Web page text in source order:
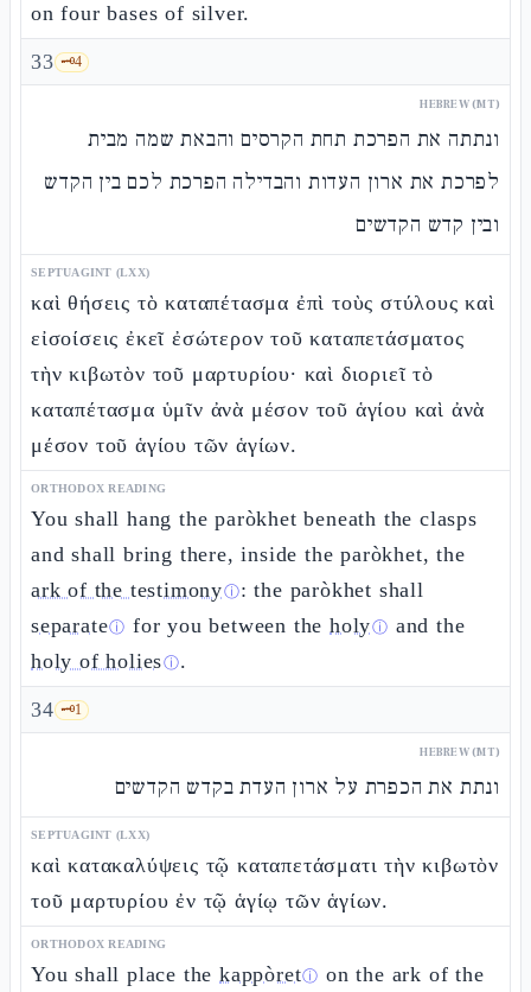
on four bases of silver.
33 🗝️4
HEBREW (MT)
ונתתה את הפרכת תחת הקרסים והבאת שמה מבית
לפרכת את ארון העדות והבדילה הפרכת לכם בין הקדש
ובין קדש הקדשים
SEPTUAGINT (LXX)
καὶ θήσεις τὸ καταπέτασμα ἐπὶ τοὺς στύλους καὶ
εἰσοίσεις ἐκεῖ ἐσώτερον τοῦ καταπετάσματος
τὴν κιβωτὸν τοῦ μαρτυρίου· καὶ διοριεῖ τὸ
καταπέτασμα ὑμῖν ἀνὰ μέσον τοῦ ἁγίου καὶ ἀνὰ
μέσον τοῦ ἁγίου τῶν ἁγίων.
ORTHODOX READING
You shall hang the paròkhet beneath the clasps
and shall bring there, inside the paròkhet, the
ark of the testimonyⓘ: the paròkhet shall
separateⓘ for you between theholyⓘ and the
holy of holiesⓘ.
34 🗝️1
HEBREW (MT)
ונתת את הכפרת על ארון העדת בקדש הקדשים
SEPTUAGINT (LXX)
καὶ κατακαλύψεις τῷ καταπετάσματι τὴν κιβωτὸν
τοῦ μαρτυρίου ἐν τῷ ἁγίῳ τῶν ἁγίων.
ORTHODOX READING
You shall place thekappòretⓘ on the ark of the